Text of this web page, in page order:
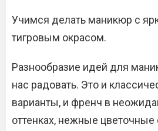
Учимся делать маникюр с
тигровым окрасом.
Разнообразие идей для
нас радовать. Это и
варианты, и френч в
оттенках, нежные